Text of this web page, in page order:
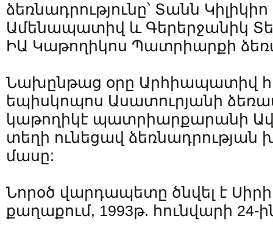
ձեռնադրությունը՝ Տանն
Ամենապատիվ և Գերերջանիկ
ԻԱ Կաթողիկոս Պատրիարքի
Նախընթաց օրը Արհիապատիվ
եպիսկոպոս Ասատուրյանի
կաթողիկէ պատրիարքարանի
տեղի ունեցավ ձեռնադրության
մասը:
Նորօծ վարդապետը ծնվել է
քաղաքում, 1993թ. հունվարի 24-